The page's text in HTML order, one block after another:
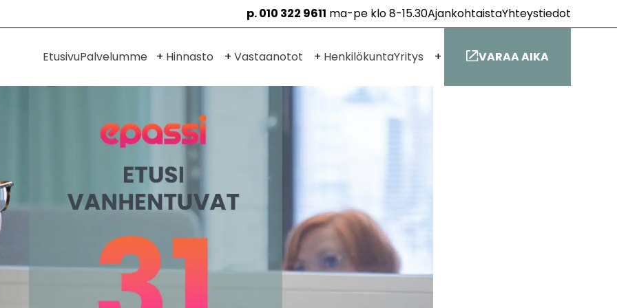
p. 010 322 9611 ma-pe klo 8-15.30AjankohtaistaYhteystiedot
EtusivuPalvelumme Avaa
Hinnasto Avaa
Vastaanotot Avaa
HenkilökuntaYritys Avaa VARAA AIKA